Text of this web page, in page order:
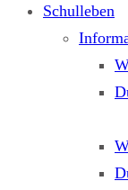
Schulleben